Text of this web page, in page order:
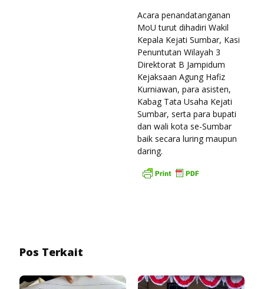
Acara penandatanganan
MoU turut dihadiri Wakil
Kepala Kejati Sumbar, Kasi
Penuntutan Wilayah 3
Direktorat B Jampidum
Kejaksaan Agung Hafiz
Kurniawan, para asisten,
Kabag Tata Usaha Kejati
Sumbar, serta para bupati
dan wali kota se-Sumbar
baik secara luring maupun
daring.
Pos Terkait